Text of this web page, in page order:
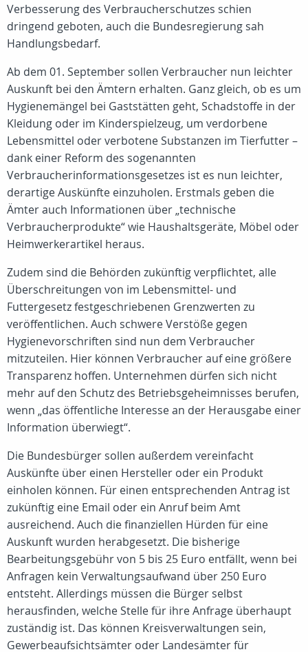
Verbesserung des Verbraucherschutzes schien
dringend geboten, auch die Bundesregierung sah
Handlungsbedarf.
Ab dem 01. September sollen Verbraucher nun leichter
Auskunft bei den Ämtern erhalten. Ganz gleich, ob es um
Hygienemängel bei Gaststätten geht, Schadstoffe in der
Kleidung oder im Kinderspielzeug, um verdorbene
Lebensmittel oder verbotene Substanzen im Tierfutter –
dank einer Reform des sogenannten
Verbraucherinformationsgesetzes ist es nun leichter,
derartige Auskünfte einzuholen. Erstmals geben die
Ämter auch Informationen über „technische
Verbraucherprodukte“ wie Haushaltsgeräte, Möbel oder
Heimwerkerartikel heraus.
Zudem sind die Behörden zukünftig verpflichtet, alle
Überschreitungen von im Lebensmittel- und
Futtergesetz festgeschriebenen Grenzwerten zu
veröffentlichen. Auch schwere Verstöße gegen
Hygienevorschriften sind nun dem Verbraucher
mitzuteilen. Hier können Verbraucher auf eine größere
Transparenz hoffen. Unternehmen dürfen sich nicht
mehr auf den Schutz des Betriebsgeheimnisses berufen,
wenn „das öffentliche Interesse an der Herausgabe einer
Information überwiegt“.
Die Bundesbürger sollen außerdem vereinfacht
Auskünfte über einen Hersteller oder ein Produkt
einholen können. Für einen entsprechenden Antrag ist
zukünftig eine Email oder ein Anruf beim Amt
ausreichend. Auch die finanziellen Hürden für eine
Auskunft wurden herabgesetzt. Die bisherige
Bearbeitungsgebühr von 5 bis 25 Euro entfällt, wenn bei
Anfragen kein Verwaltungsaufwand über 250 Euro
entsteht. Allerdings müssen die Bürger selbst
herausfinden, welche Stelle für ihre Anfrage überhaupt
zuständig ist. Das können Kreisverwaltungen sein,
Gewerbeaufsichtsämter oder Landesämter für